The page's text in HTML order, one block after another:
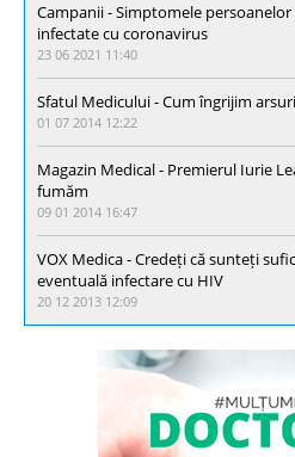
Campanii - Simptomele
infectate cu coronavirus
23 06 2021 11:40
Sfatul Medicului - Cum îngrijim
01 07 2014 12:22
Magazin Medical - Premierul Iurie
fumăm
09 01 2014 16:47
VOX Medica - Credeți că sunteți
eventuală infectare cu HIV
20 12 2013 12:09